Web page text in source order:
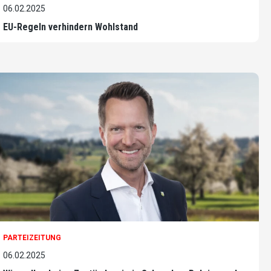
06.02.2025
EU-Regeln verhindern Wohlstand
PARTEIZEITUNG
06.02.2025